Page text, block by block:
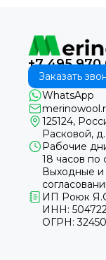
+7 495 970
Заказать
WhatsApp
125124,
Расковой,
Рабочие
18 часов по
Выходные и
ИП Роюк
ИНН:
ОГРН: